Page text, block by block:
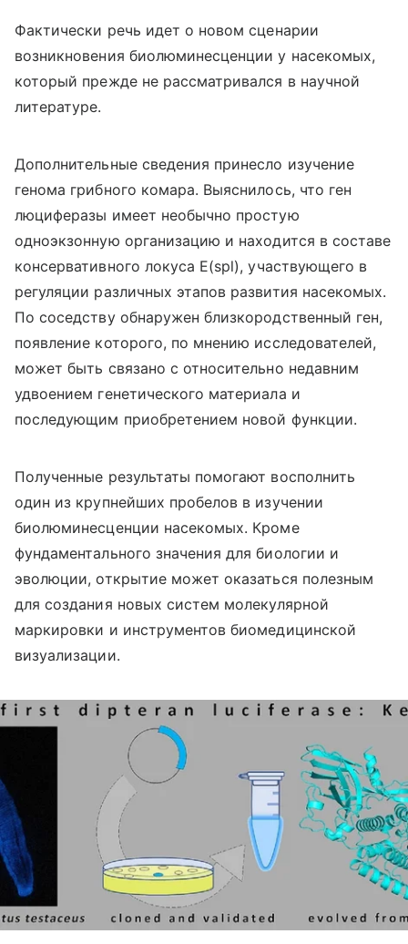
Фактически речь идет о новом сценарии
возникновения биолюминесценции у насекомых,
который прежде не рассматривался в научной
литературе.
Дополнительные сведения принесло изучение
генома грибного комара. Выяснилось, что ген
люциферазы имеет необычно простую
одноэкзонную организацию и находится в составе
консервативного локуса E(spl), участвующего в
регуляции различных этапов развития насекомых.
По соседству обнаружен близкородственный ген,
появление которого, по мнению исследователей,
может быть связано с относительно недавним
удвоением генетического материала и
последующим приобретением новой функции.
Полученные результаты помогают восполнить
один из крупнейших пробелов в изучении
биолюминесценции насекомых. Кроме
фундаментального значения для биологии и
эволюции, открытие может оказаться полезным
для создания новых систем молекулярной
маркировки и инструментов биомедицинской
визуализации.